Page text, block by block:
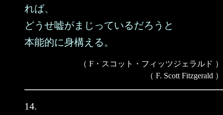
れば、
どうせ嘘がまじっているだろうと
本能的に身構える。
（ F・スコット・フィッツジェラルド ）
（ F. Scott Fitzgerald ）
14.